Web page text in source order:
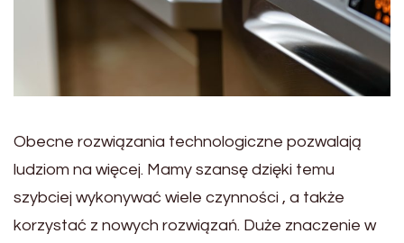
Obecne rozwiązania technologiczne pozwalają
ludziom na więcej. Mamy szansę dzięki temu
szybciej wykonywać wiele czynności , a także
korzystać z nowych rozwiązań. Duże znaczenie w